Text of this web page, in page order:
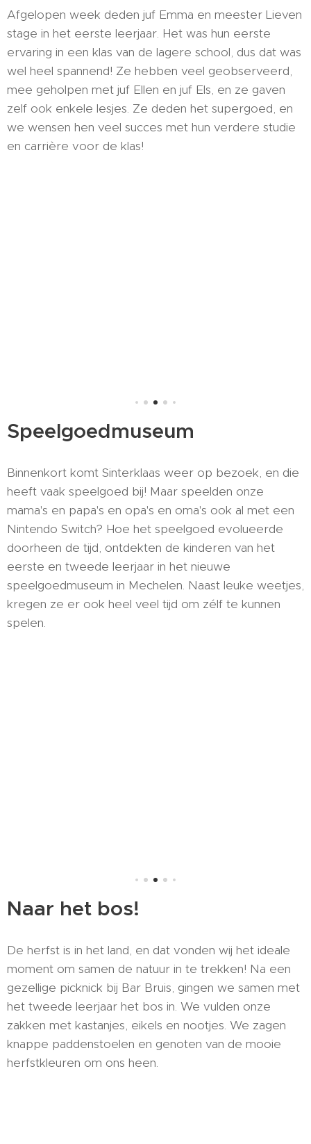
Afgelopen week deden juf Emma en meester Lieven
stage in het eerste leerjaar. Het was hun eerste
ervaring in een klas van de lagere school, dus dat was
wel heel spannend! Ze hebben veel geobserveerd,
mee geholpen met juf Ellen en juf Els, en ze gaven
zelf ook enkele lesjes. Ze deden het supergoed, en
we wensen hen veel succes met hun verdere studie
en carrière voor de klas!
Speelgoedmuseum
Binnenkort komt Sinterklaas weer op bezoek, en die
heeft vaak speelgoed bij! Maar speelden onze
mama's en papa's en opa's en oma's ook al met een
Nintendo Switch? Hoe het speelgoed evolueerde
doorheen de tijd, ontdekten de kinderen van het
eerste en tweede leerjaar in het nieuwe
speelgoedmuseum in Mechelen. Naast leuke weetjes,
kregen ze er ook heel veel tijd om zélf te kunnen
spelen.
Naar het bos!
De herfst is in het land, en dat vonden wij het ideale
moment om samen de natuur in te trekken! Na een
gezellige picknick bij Bar Bruis, gingen we samen met
het tweede leerjaar het bos in. We vulden onze
zakken met kastanjes, eikels en nootjes. We zagen
knappe paddenstoelen en genoten van de mooie
herfstkleuren om ons heen.